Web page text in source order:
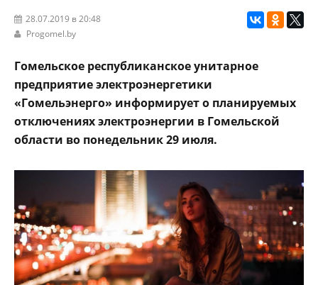
28.07.2019 в 20:48
Progomel.by
Гомельское республиканское унитарное
предприятие электроэнергетики
«Гомельэнерго» информирует о планируемых
отключениях электроэнергии в Гомельской
области во понедельник 29 июля.